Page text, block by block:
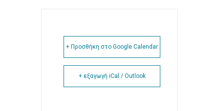
+ Προσθήκη στο Google Calendar
+ εξαγωγή iCal / Outlook